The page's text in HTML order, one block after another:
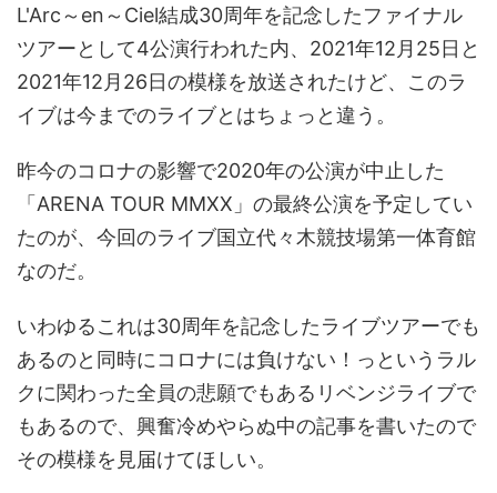
L'Arc～en～Ciel結成30周年を記念したファイナル
ツアーとして4公演行われた内、2021年12月25日と
2021年12月26日の模様を放送されたけど、このラ
イブは今までのライブとはちょっと違う。
昨今のコロナの影響で2020年の公演が中止した
「ARENA TOUR MMXX」の最終公演を予定してい
たのが、今回のライブ国立代々木競技場第一体育館
なのだ。
いわゆるこれは30周年を記念したライブツアーでも
あるのと同時にコロナには負けない！っというラル
クに関わった全員の悲願でもあるリベンジライブで
もあるので、興奮冷めやらぬ中の記事を書いたので
その模様を見届けてほしい。